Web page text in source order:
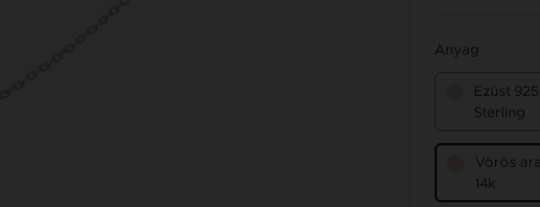
Anyag
Ezüst 925
Sterling
Vörös
14k